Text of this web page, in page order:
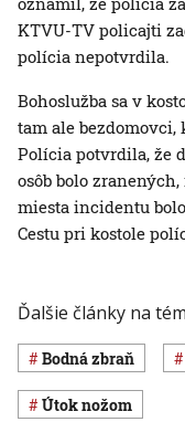
KTVU-TV policajti
polícia nepotvrdila.
Bohoslužba sa v
tam ale
Polícia potvrdila, že
osôb bolo
miesta incidentu
Cestu pri kostole
Ďalšie články na
bodná zbraň
útok nožom